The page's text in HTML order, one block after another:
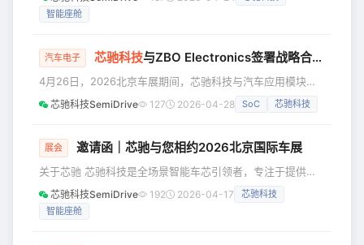
盖了未来汽车电子电气架构最核心的芯片类别。 芯驰全系列
机厂及部分国际主流车企，包括上汽、奇瑞、长安、东风、一
汽、日产、本田、大众、理想等。 五大认证 放芯驰骋 ·德国
莱茵TÜ
智能座舱
汽车电子 芯驰科技与ZBO Electronics签署战略合作，加速汽车芯片出海与全球化布局
4月26日，2026北京车展期间，芯驰科技与汽车应用模块化
电子硬件系统供应商ZBO Electonics签署战略合作协议，双
Eugene Wang、芯驰科技创始人兼董事长仇雨菁、ZBO
Patri
芯驰科技SemiDrive 127 2026-04-28 SoC 芯驰科技
展会 邀请函｜芯驰与您相约2026北京国际车展
关于芯驰 芯驰科技是全场景智能车芯引领者，专注于提供高
性能、高可靠的车规芯片，覆盖智能座舱和智能车控领域，涵
盖了未来汽车电子电气架构最核心的芯片类别。 芯驰全系列
芯驰科技SemiDrive 192 2026-04-17
芯驰科技
智能座舱